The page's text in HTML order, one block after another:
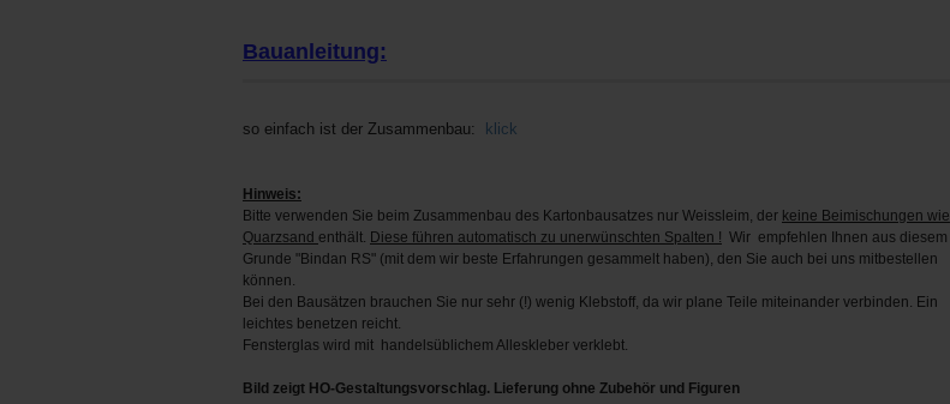
Bauanleitung:
so einfach ist der Zusammenbau: klick
Hinweis:
Bitte verwenden Sie beim Zusammenbau des Kartonbausatzes nur Weissleim, der keine Beimischungen wie
Quarzsand enthält. Diese führen automatisch zu unerwünschten Spalten ! Wir empfehlen Ihnen aus diesem
Grunde "Bindan RS" (mit dem wir beste Erfahrungen gesammelt haben), den Sie auch bei uns mitbestellen
können.
Bei den Bausätzen brauchen Sie nur sehr (!) wenig Klebstoff, da wir plane Teile miteinander verbinden. Ein
leichtes benetzen reicht.
Fensterglas wird mit handelsüblichem Alleskleber verklebt.
Bild zeigt HO-Gestaltungsvorschlag. Lieferung ohne Zubehör und Figuren